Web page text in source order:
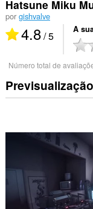
Hatsune Miku
por gishvalve
4.8/ 5 A
Número total de
Previsualização